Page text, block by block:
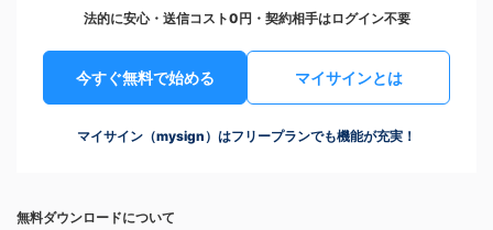
法的に安心・送信コスト0円・契約相手はログイン不要
今すぐ無料で始める マイサインとは
マイサイン（mysign）はフリープランでも機能が充実！
無料ダウンロードについて